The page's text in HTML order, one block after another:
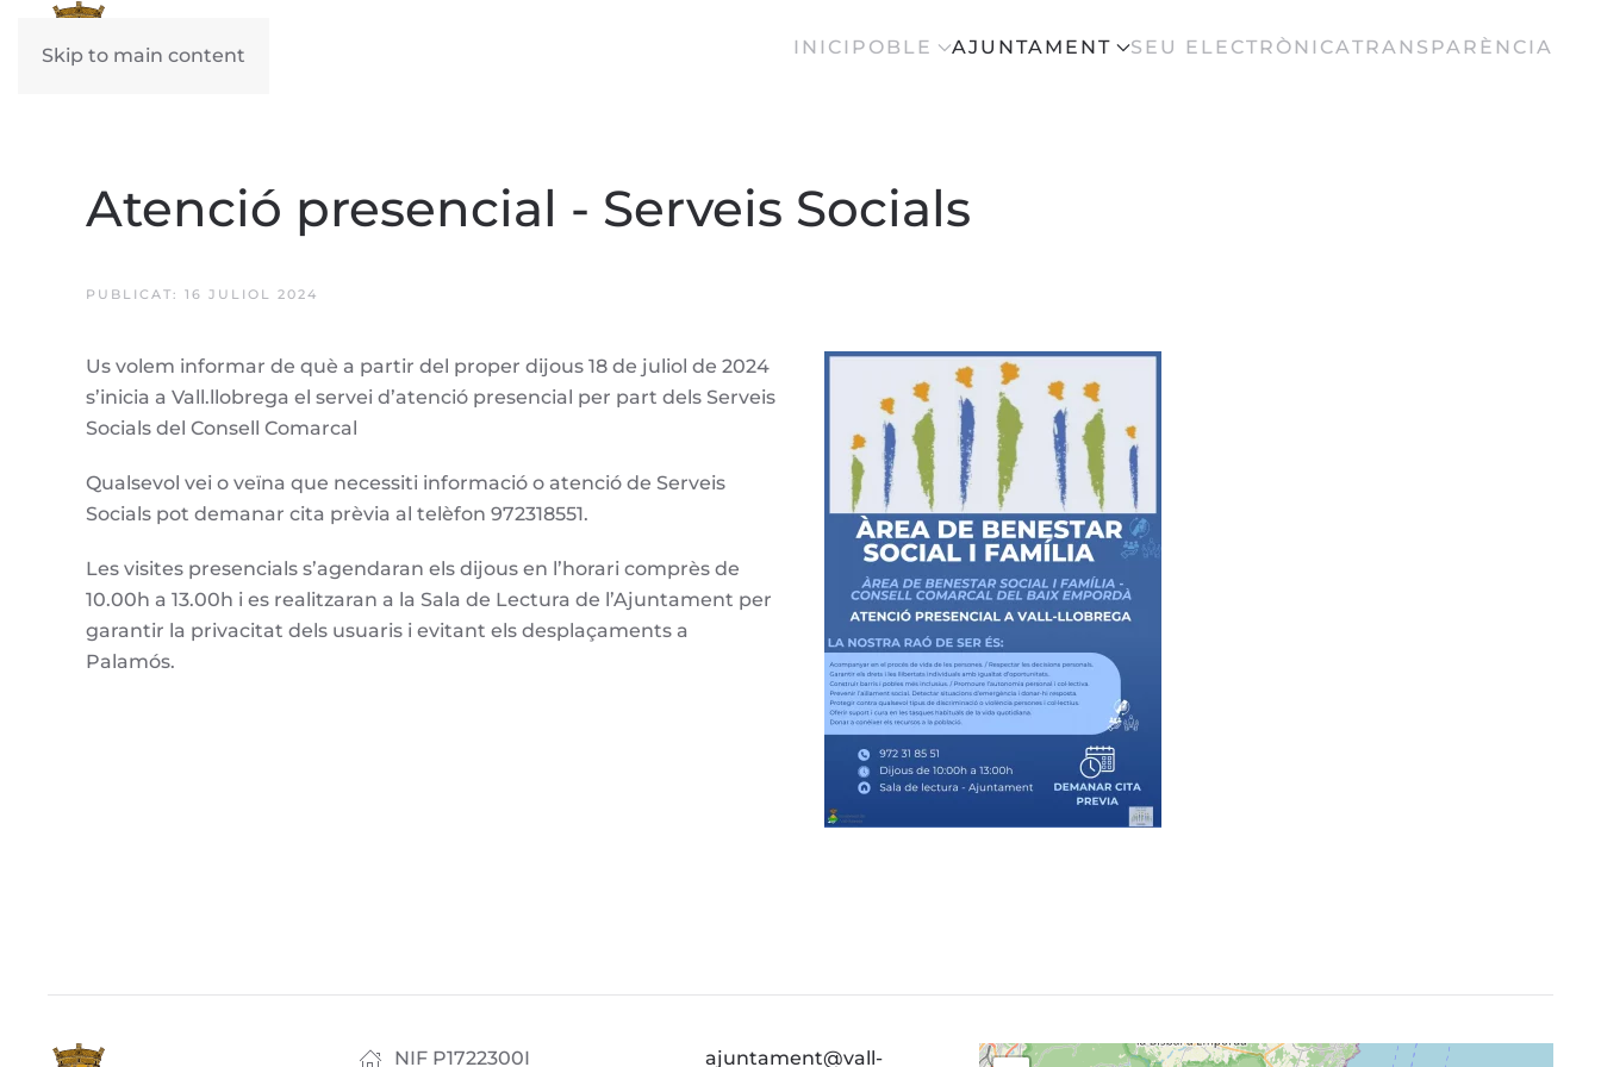
Skip to main content INICI POBLE AJUNTAMENT SEU ELECTRÒNICATRANSPARÈNCIA
Atenció presencial - Serveis Socials
PUBLICAT: 16 JULIOL 2024
Us volem informar de què a partir del proper dijous 18 de juliol de 2024
s’inicia a Vall.llobrega el servei d’atenció presencial per part dels Serveis
Socials del Consell Comarcal
Qualsevol vei o veïna que necessiti informació o atenció de Serveis
Socials pot demanar cita prèvia al telèfon 972318551.
Les visites presencials s’agendaran els dijous en l’horari comprès de
10.00h a 13.00h i es realitzaran a la Sala de Lectura de l’Ajuntament per
garantir la privacitat dels usuaris i evitant els desplaçaments a
Palamós.
NIF P1722300I ajuntament@vall-